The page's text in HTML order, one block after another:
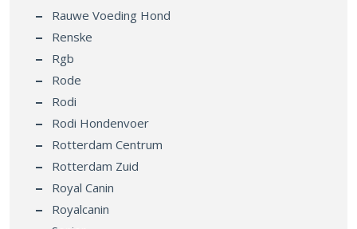
Rauwe Voeding Hond
Renske
Rgb
Rode
Rodi
Rodi Hondenvoer
Rotterdam Centrum
Rotterdam Zuid
Royal Canin
Royalcanin